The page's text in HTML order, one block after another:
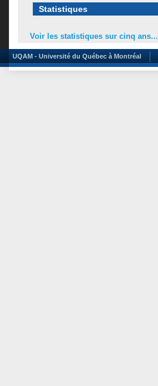
Statistiques
Voir les statistiques sur cinq ans...
UQAM - Université du Québec à Montréal